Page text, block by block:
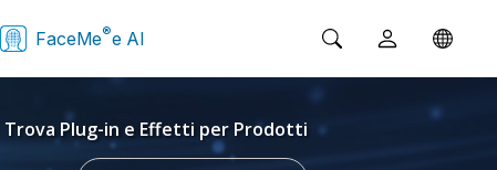
FaceMe®e AI
Trova Plug-in e Effetti per Prodotti